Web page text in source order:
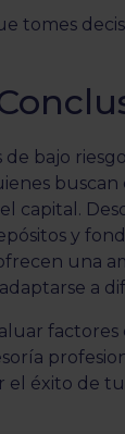
tomes
de bajo
capital.
y
una
a
el éxito de